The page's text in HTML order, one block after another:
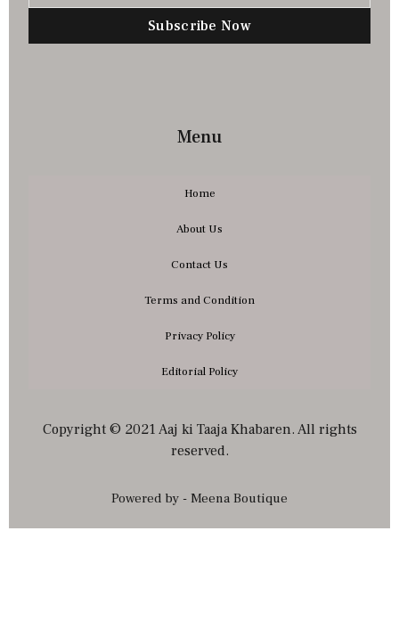
Subscribe Now
Menu
Home
About Us
Contact Us
Terms and Condition
Privacy Policy
Editorial Policy
Copyright © 2021 Aaj ki Taaja Khabaren. All rights
reserved.
Powered by - Meena Boutique